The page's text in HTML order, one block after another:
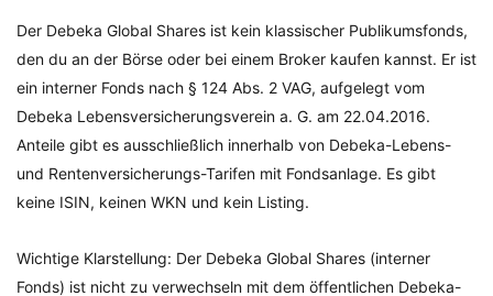
Der Debeka Global Shares ist kein klassischer Publikumsfonds,
den du an der Börse oder bei einem Broker kaufen kannst. Er ist
ein interner Fonds nach § 124 Abs. 2 VAG, aufgelegt vom
Debeka Lebensversicherungsverein a. G. am 22.04.2016.
Anteile gibt es ausschließlich innerhalb von Debeka-Lebens-
und Rentenversicherungs-Tarifen mit Fondsanlage. Es gibt
keine ISIN, keinen WKN und kein Listing.
Wichtige Klarstellung: Der Debeka Global Shares (interner
Fonds) ist nicht zu verwechseln mit dem öffentlichen Debeka-